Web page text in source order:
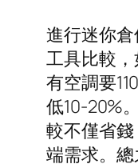
進行迷你
工具比較
有空調要
低10-20%
較不僅省
端需求。總